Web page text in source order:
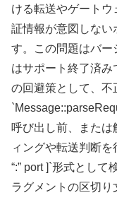
ける転送やゲート
証情報が意図しない
す。この問題はバー
はサポート終了済
の回避策として、不
呼び出し前、また
ィングや転送判断
“:” port ]`形式とし
ラグメントの区切り